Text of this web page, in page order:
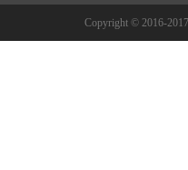
Copyright © 2016-